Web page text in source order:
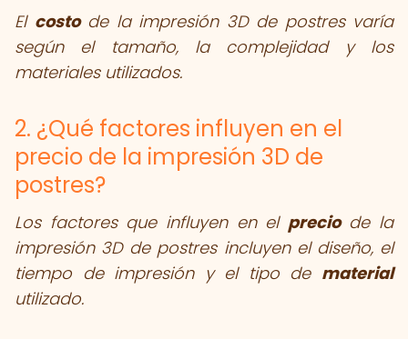
El costode la impresión 3D de postres varía
según el tamaño, la complejidad y los
materiales utilizados.
2. ¿Qué factores influyen en el
precio de la impresión 3D de
postres?
Los factores que influyen en el preciode la
impresión 3D de postres incluyen el diseño, el
tiempo de impresión y el tipo de material
utilizado.